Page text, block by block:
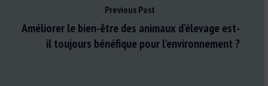
Previous Post
Améliorer le bien-être des animaux d’élevage est-
il toujours bénéfique pour l’environnement ?